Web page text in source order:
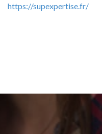
https://supexpertise.fr/